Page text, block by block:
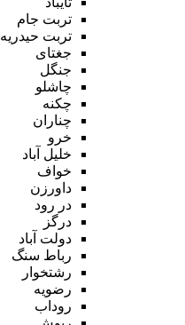
تربت جام
تربت حیدریه
جغتای
جنگل
چاشلو
چکنه
چناران
خرو
خلیل آباد
خواف
داورزن
در رود
درگز
دولت آباد
رباط سنگ
رشتخوار
رضویه
روداب